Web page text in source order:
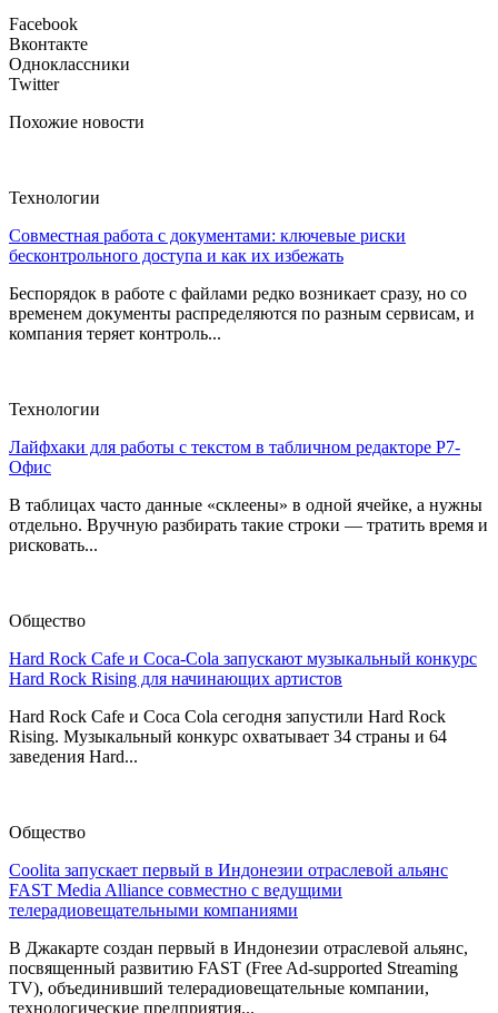
Facebook
Вконтакте
Одноклассники
Twitter
Похожие новости
Технологии
Совместная работа с документами: ключевые риски
бесконтрольного доступа и как их избежать
Беспорядок в работе с файлами редко возникает сразу, но со
временем документы распределяются по разным сервисам, и
компания теряет контроль...
Технологии
Лайфхаки для работы с текстом в табличном редакторе Р7-
Офис
В таблицах часто данные «склеены» в одной ячейке, а нужны
отдельно. Вручную разбирать такие строки — тратить время и
рисковать...
Общество
Hard Rock Cafe и Coca-Cola запускают музыкальный конкурс
Hard Rock Rising для начинающих артистов
Hard Rock Cafe и Coca Cola сегодня запустили Hard Rock
Rising. Музыкальный конкурс охватывает 34 страны и 64
заведения Hard...
Общество
Coolita запускает первый в Индонезии отраслевой альянс
FAST Media Alliance совместно с ведущими
телерадиовещательными компаниями
В Джакарте создан первый в Индонезии отраслевой альянс,
посвященный развитию FAST (Free Ad-supported Streaming
TV), объединивший телерадиовещательные компании,
технологические предприятия...